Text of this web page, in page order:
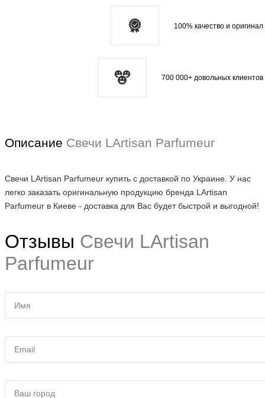
100% качество и оригинал
700 000+ довольных клиентов
Описание Свечи LArtisan Parfumeur
Свечи LArtisan Parfumeur купить с доставкой по Украине. У нас
легко заказать оригинальную продукцию бренда LArtisan
Parfumeur в Киеве - доставка для Вас будет быстрой и выгодной!
Отзывы Свечи LArtisan
Parfumeur
Имя
Email
Ваш город